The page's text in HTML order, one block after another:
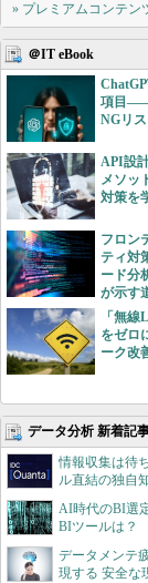
» プレミアムコンテン
＠IT eBook
項目――
NGリ
API設
メソッ
対策を
フロン
ティ対
ード分
が示す
「無
をゼロ
ーク改
データ分析 新着記
情報収集は待
ル直結の独自
AI時代のBI選
BIツールは？
データメンテ
現する 安全な